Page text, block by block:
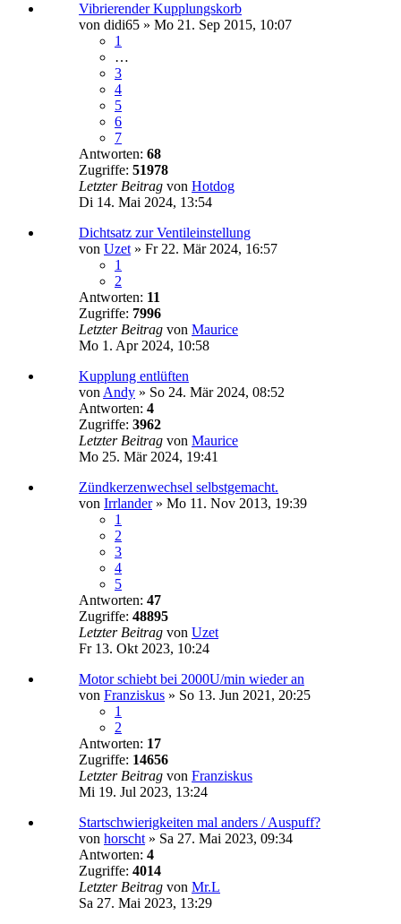
Vibrierender Kupplungskorb
von didi65 » Mo 21. Sep 2015, 10:07
1
…
3
4
5
6
7
Antworten: 68
Zugriffe: 51978
Letzter Beitrag von Hotdog
Di 14. Mai 2024, 13:54
Dichtsatz zur Ventileinstellung
von Uzet » Fr 22. Mär 2024, 16:57
1
2
Antworten: 11
Zugriffe: 7996
Letzter Beitrag von Maurice
Mo 1. Apr 2024, 10:58
Kupplung entlüften
von Andy » So 24. Mär 2024, 08:52
Antworten: 4
Zugriffe: 3962
Letzter Beitrag von Maurice
Mo 25. Mär 2024, 19:41
Zündkerzenwechsel selbstgemacht.
von Irrlander» Mo 11. Nov 2013, 19:39
1
2
3
4
5
Antworten: 47
Zugriffe: 48895
Letzter Beitrag von Uzet
Fr 13. Okt 2023, 10:24
Motor schiebt bei 2000U/min wieder an
von Franziskus » So 13. Jun 2021, 20:25
1
2
Antworten: 17
Zugriffe: 14656
Letzter Beitrag von Franziskus
Mi 19. Jul 2023, 13:24
Startschwierigkeiten mal anders / Auspuff?
von horscht » Sa 27. Mai 2023, 09:34
Antworten: 4
Zugriffe: 4014
Letzter Beitrag von Mr.L
Sa 27. Mai 2023, 13:29